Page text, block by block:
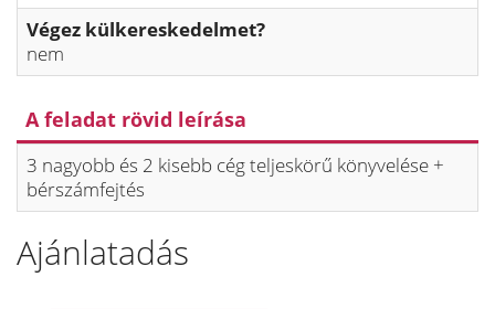
Végez külkereskedelmet?
nem
A feladat rövid leírása
3 nagyobb és 2 kisebb cég teljeskörű könyvelése +
bérszámfejtés
Ajánlatadás